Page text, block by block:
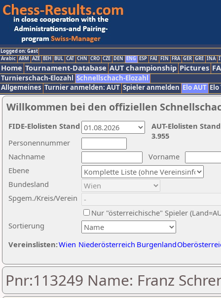
Logged on: Gast
Arabic ARM AZE BIH BUL CAT CHN CRO CZE DEN ENG ESP FAI FIN FRA GER GRE INA
Home Tournament-Database AUT championship Pictures
Turnierschach-Elozahl Schnellschach-Elozahl
Allgemeines Turnier anmelden: AUT Spieler anmelden Elo AUT
Willkommen bei den offiziellen
Nachname
Vorname
Ebene
Sortierung
Personennummer
Bundesland
Spgem./Kreis/Verein
Nur "österreichische" Spieler
Vereinslisten:Wien Niederösterreich Burgenland
AUT-Elolisten
3.955
FIDE-Elolisten Stand
Pnr:113249 Name: Franz